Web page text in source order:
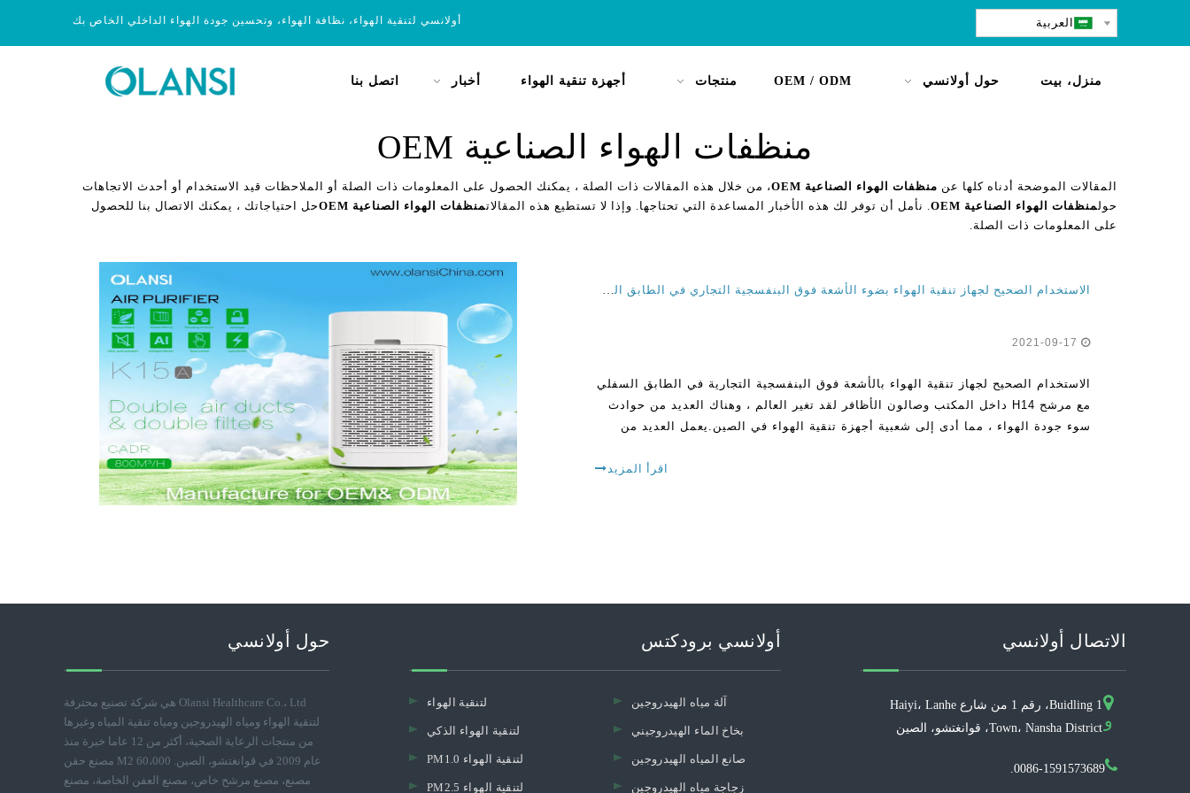
أولانسي لتنقية الهواء، نظافة الهواء، وتحسين جودة الهواء الداخلي الخاص بك العربية
منزل، بيت حول أولانسي OEM / ODM منتجات أجهزة تنقية الهواء أخبار اتصل بنا
منظفات الهواء الصناعية OEM
المقالات الموضحة أدناه كلها عن منظفات الهواء الصناعية OEM
، من خلال هذه المقالات ذات الصلة ، يمكنك الحصول على المعلومات ذات الصلة أو الملاحظات قيد الاستخدام أو أحدث الاتجاهات
حولمنظفات الهواء الصناعية OEM . نأمل أن توفر لك هذه الأخبار المساعدة التي تحتاجها. وإذا لا تستطيع هذه المقالاتمنظفات الهواء الصناعية OEM
حل احتياجاتك ، يمكنك الاتصال بنا للحصول
على المعلومات ذات الصلة.
الاستخدام الصحيح لجهاز تنقية الهواء بضوء الأشعة فوق البنفسجية التجاري في الطابق السفلي مع مرشح H14 داخل المكتب وصالون الأظافر
الاستخدام الصحيح لجهاز تنقية الهواء بالأشعة فوق البنفسجية التجارية في الطابق السفلي
مع مرشح H14 داخل المكتب وصالون الأظافر لقد تغير العالم ، وهناك العديد من حوادث
سوء جودة الهواء ، مما أدى إلى شعبية أجهزة تنقية الهواء في الصين.يعمل العديد من
اقرأ المزيد
حول أولانسي
Olansi Healthcare Co.، Ltd هي شركة تصنيع محترفة
لتنقية الهواء ومياه الهيدروجين ومياه تنقية المياه وغيرها
من منتجات الرعاية الصحية، أكثر من 12 عاما خبرة منذ
عام 2009 في قوانغتشو، الصين. 60،000 M2 مصنع حقن
مصنع، مصنع مرشح خاص، مصنع العفن الخاصة، مصنع
أولانسي برودكتس
لتنقية الهواء
لتنقية الهواء الذكي
PM1.0 لتنقية الهواء
PM2.5 لتنقية الهواء
آلة مياه الهيدروجين
بخاخ الماء الهيدروجيني
صانع المياه الهيدروجين
زجاجة مياه الهيدروجين
الاتصال أولانسي
و
Buidling 1، رقم 1 من شارع Haiyi، Lanhe
Town، Nansha District، قوانغتشو، الصين
0086-1591573689.